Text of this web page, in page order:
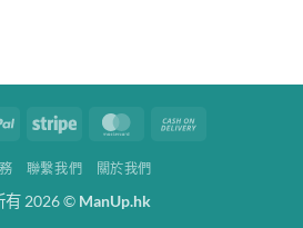
PayPal Stripe MasterCard
聯繫我們 關於我們
有 2026 © ManUp.hk